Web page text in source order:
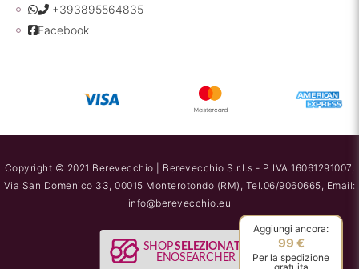
Aggiungi ancora:
99 €
Per la spedizione
+393895564835
Facebook
Copyright © 2021 Berevecchio | Berevecchio S.r.l.s - P.IVA 16061291007,
Via San Domenico 33, 00015 Monterotondo (RM), Tel.06/9060665, Email:
info@berevecchio.eu